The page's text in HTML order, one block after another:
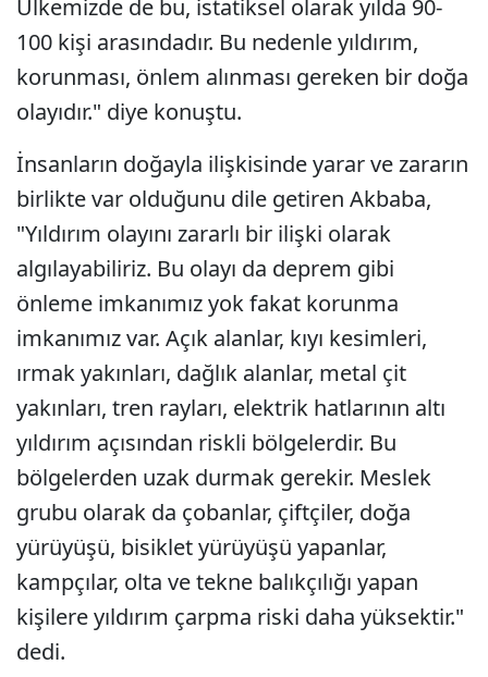
Ülkemizde de bu, istatiksel olarak yılda 90-
100 kişi arasındadır. Bu nedenle yıldırım,
korunması, önlem alınması gereken bir doğa
olayıdır." diye konuştu.
İnsanların doğayla ilişkisinde yarar ve zararın
birlikte var olduğunu dile getiren Akbaba,
"Yıldırım olayını zararlı bir ilişki olarak
algılayabiliriz. Bu olayı da deprem gibi
önleme imkanımız yok fakat korunma
imkanımız var. Açık alanlar, kıyı kesimleri,
ırmak yakınları, dağlık alanlar, metal çit
yakınları, tren rayları, elektrik hatlarının altı
yıldırım açısından riskli bölgelerdir. Bu
bölgelerden uzak durmak gerekir. Meslek
grubu olarak da çobanlar, çiftçiler, doğa
yürüyüşü, bisiklet yürüyüşü yapanlar,
kampçılar, olta ve tekne balıkçılığı yapan
kişilere yıldırım çarpma riski daha yüksektir."
dedi.